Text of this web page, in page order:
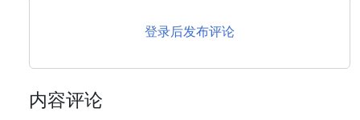
登录后发布评论
内容评论